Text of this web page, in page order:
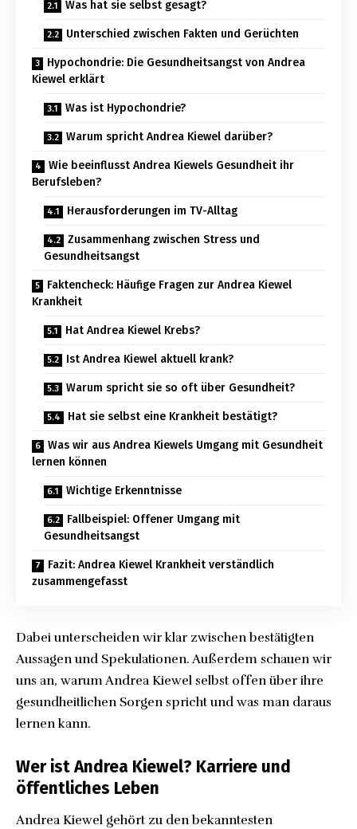
Was hat sie selbst gesagt?
Unterschied zwischen Fakten und Gerüchten
Hypochondrie: Die Gesundheitsangst von Andrea
Kiewel erklärt
Was ist Hypochondrie?
Warum spricht Andrea Kiewel darüber?
Wie beeinflusst Andrea Kiewels Gesundheit ihr
Berufsleben?
Herausforderungen im TV-Alltag
Zusammenhang zwischen Stress und
Gesundheitsangst
Faktencheck: Häufige Fragen zur Andrea Kiewel
Krankheit
Hat Andrea Kiewel Krebs?
Ist Andrea Kiewel aktuell krank?
Warum spricht sie so oft über Gesundheit?
Hat sie selbst eine Krankheit bestätigt?
Was wir aus Andrea Kiewels Umgang mit Gesundheit
lernen können
Wichtige Erkenntnisse
Fallbeispiel: Offener Umgang mit
Gesundheitsangst
Fazit: Andrea Kiewel Krankheit verständlich
zusammengefasst
Dabei unterscheiden wir klar zwischen bestätigten
Aussagen und Spekulationen. Außerdem schauen wir
uns an, warum Andrea Kiewel selbst offen über ihre
gesundheitlichen Sorgen spricht und was man daraus
lernen kann.
Wer ist Andrea Kiewel? Karriere und
öffentliches Leben
Andrea Kiewel gehört zu den bekanntesten